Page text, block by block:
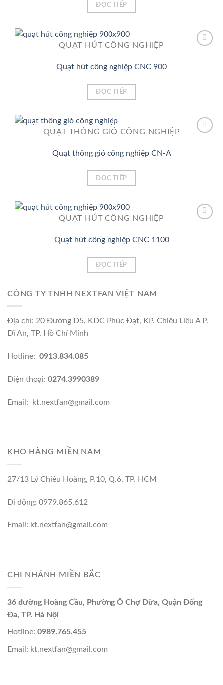
ĐỌC TIẾP
QUẠT HÚT CÔNG NGHIỆP
Quạt hút công nghiệp CNC 900
ĐỌC TIẾP
QUẠT THÔNG GIÓ CÔNG NGHIỆP
Quạt thông gió công nghiệp CN-A
ĐỌC TIẾP
QUẠT HÚT CÔNG NGHIỆP
Quạt hút công nghiệp CNC 1100
ĐỌC TIẾP
CÔNG TY TNHH NEXTFAN VIỆT NAM
Địa chỉ: 20 Đường D5, KDC Phúc Đạt, KP. Chiêu Liêu A P.
Dĩ An, TP. Hồ Chí Minh
Hotline: 0913.834.085
Điện thoại: 0274.3990389
Email: kt.nextfan@gmail.com
KHO HÀNG MIỀN NAM
27/13 Lý Chiêu Hoàng, P.10, Q.6, TP. HCM
Di động: 0979.865.612
Email: kt.nextfan@gmail.com
CHI NHÁNH MIỀN BẮC
36 đường Hoàng Cầu, Phường Ô Chợ Dừa, Quận Đống
Đa, TP. Hà Nội
Hotline: 0989.765.455
Email: kt.nextfan@gmail.com